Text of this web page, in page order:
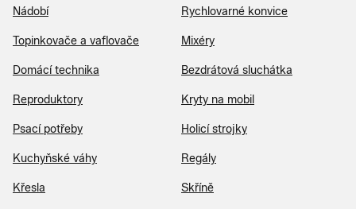
Nádobí Rychlovarné konvice
Topinkovače a vaflovače Mixéry
Domácí technika Bezdrátová sluchátka
Reproduktory Kryty na mobil
Psací potřeby Holicí strojky
Kuchyňské váhy Regály
Křesla Skříně